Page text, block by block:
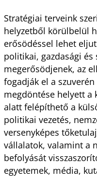
Stratégiai terveink
helyzetből körülbelül
erősödéssel lehet
politikai, gazdasági
megerősödjenek, az
fogadják el a
megdöntése helyett a
alatt felépíthető a
politikai vezetés,
versenyképes
vállalatok, valamint a
befolyását
egyetemek, média,